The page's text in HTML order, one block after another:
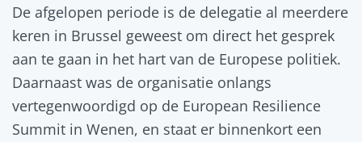
De afgelopen periode is de delegatie al meerdere
keren in Brussel geweest om direct het gesprek
aan te gaan in het hart van de Europese politiek.
Daarnaast was de organisatie onlangs
vertegenwoordigd op de European Resilience
Summit in Wenen, en staat er binnenkort een